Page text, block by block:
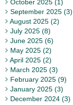
October 2025 (1)
September 2025 (3)
August 2025 (2)
July 2025 (8)
June 2025 (6)
May 2025 (2)
April 2025 (2)
March 2025 (3)
February 2025 (9)
January 2025 (3)
December 2024 (3)